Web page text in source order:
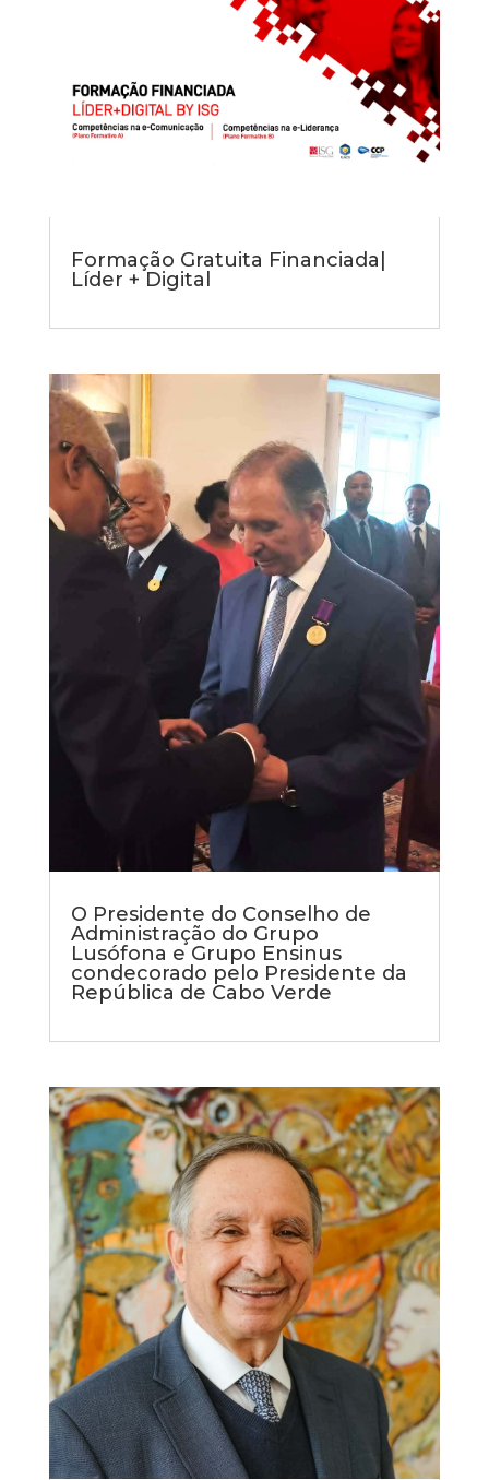
Formação Gratuita Financiada|
Líder + Digital
O Presidente do Conselho de
Administração do Grupo
Lusófona e Grupo Ensinus
condecorado pelo Presidente da
República de Cabo Verde